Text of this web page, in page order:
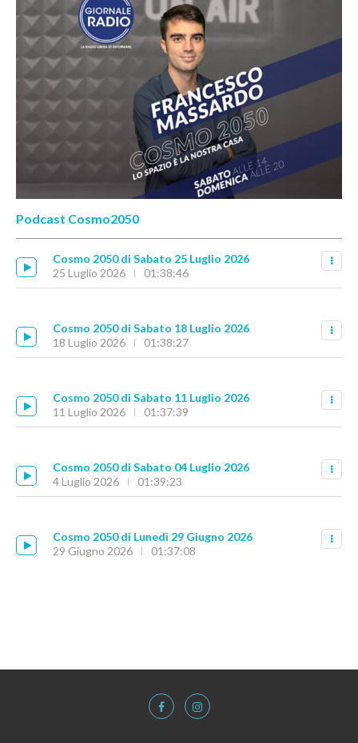
Podcast Cosmo2050
Cosmo 2050 di Sabato 25 Luglio 2026
25 Luglio 2026
01:38:46
Cosmo 2050 di Sabato 18 Luglio 2026
18 Luglio 2026
01:38:27
Cosmo 2050 di Sabato 11 Luglio 2026
11 Luglio 2026
01:37:39
Cosmo 2050 di Sabato 04 Luglio 2026
4 Luglio 2026
01:39:23
Cosmo 2050 di Lunedì 29 Giugno 2026
29 Giugno 2026
01:37:08